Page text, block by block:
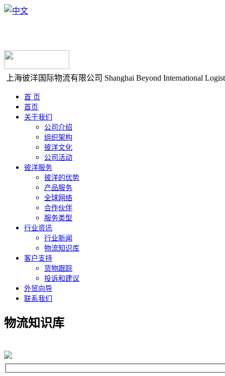
上海彼洋国际物流有限公司 Shanghai Beyond International
首 页
首页
关于我们
公司介绍
组织架构
彼洋文化
公司活动
彼洋服务
彼洋的优势
产品服务
全球网络
合作伙伴
服务类型
行业资讯
行业新闻
物流知识库
客户支持
货物跟踪
投诉和建议
外贸向导
联系我们
物流知识库